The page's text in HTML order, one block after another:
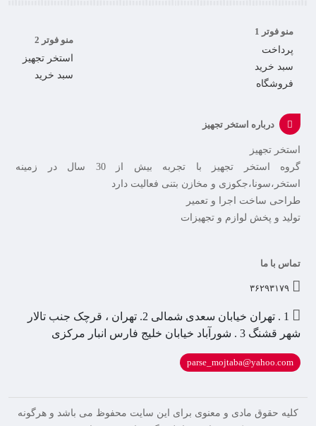
منو فوتر 1
پرداخت
سبد خرید
فروشگاه
منو فوتر 2
استخر تجهیز
سبد خرید
درباره استخر تجهیز
استخر تجهیز
گروه استخر تجهیز با تجربه بیش از 30 سال در زمینه
استخر،سونا،جکوزی و مخازن بتنی فعالیت دارد
طراحی ساخت اجرا و تعمیر
تولید و پخش لوازم و تجهیزات
تماس با ما
۳۶۲۹۳۱۷۹
1 . تهران خیابان سعدی شمالی 2. تهران ، قرچک جنب تالار
شهر قشنگ 3 . شورآباد خیابان خلیج فارس انبار مرکزی
parse_mojtaba@yahoo.com
کلیه حقوق مادی و معنوی برای این سایت محفوظ می باشد و هرگونه